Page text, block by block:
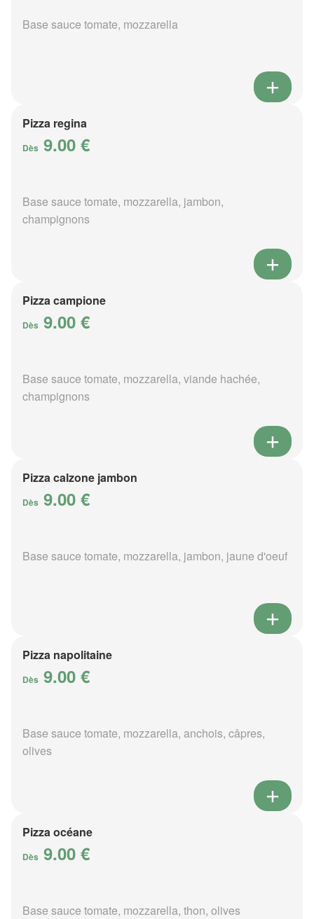
Base sauce tomate, mozzarella
Pizza regina
Dès 9.00 €
Base sauce tomate, mozzarella, jambon,
champignons
Pizza campione
Dès 9.00 €
Base sauce tomate, mozzarella, viande hachée,
champignons
Pizza calzone jambon
Dès 9.00 €
Base sauce tomate, mozzarella, jambon, jaune d'oeuf
Pizza napolitaine
Dès 9.00 €
Base sauce tomate, mozzarella, anchois, câpres,
olives
Pizza océane
Dès 9.00 €
Base sauce tomate, mozzarella, thon, olives